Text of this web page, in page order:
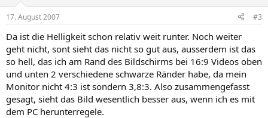
17. August 2007 #3
Da ist die Helligkeit schon relativ weit runter. Noch weiter
geht nicht, sont sieht das nicht so gut aus, ausserdem ist das
so hell, das ich am Rand des Bildschirms bei 16:9 Videos oben
und unten 2 verschiedene schwarze Ränder habe, da mein
Monitor nicht 4:3 ist sondern 3,8:3. Also zusammengefasst
gesagt, sieht das Bild wesentlich besser aus, wenn ich es mit
dem PC herunterregele.